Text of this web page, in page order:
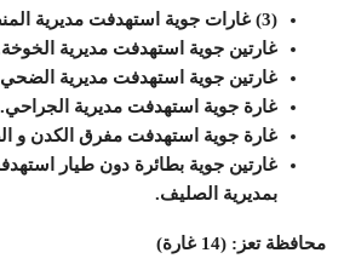
(3) غارات جوية استهدفت مديرية المنصورية.
غارتين جوية استهدفت مديرية
غارتين جوية استهدفت مديرية
غارة جوية استهدفت مديرية الجراحي.
غارة جوية استهدفت مفرق الكدن و
غارتين جوية بطائرة دون طيار
بمديرية الصليف.
محافظة تعز: (14 غارة)